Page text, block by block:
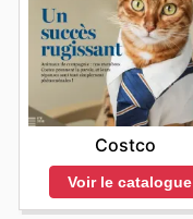
Costco
Voir le catalogue